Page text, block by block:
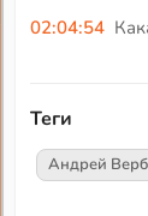
02:04:54
Теги
Андрей